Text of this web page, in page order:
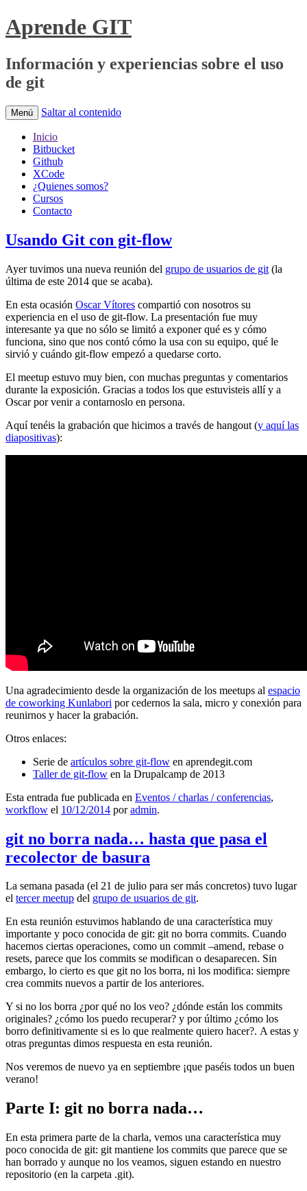
Aprende GIT
Información y experiencias sobre el uso
de git
Menú Saltar al contenido
Inicio
Bitbucket
Github
XCode
¿Quienes somos?
Cursos
Contacto
Usando Git con git-flow
Ayer tuvimos una nueva reunión del grupo de usuarios de git (la
última de este 2014 que se acaba).
En esta ocasión Oscar Vítores compartió con nosotros su
experiencia en el uso de git-flow. La presentación fue muy
interesante ya que no sólo se limitó a exponer qué es y cómo
funciona, sino que nos contó cómo la usa con su equipo, qué le
sirvió y cuándo git-flow empezó a quedarse corto.
El meetup estuvo muy bien, con muchas preguntas y comentarios
durante la exposición. Gracias a todos los que estuvisteis allí y a
Oscar por venir a contarnoslo en persona.
Aquí tenéis la grabación que hicimos a través de hangout (y aquí las
diapositivas):
Una agradecimiento desde la organización de los meetups al espacio
de coworking Kunlabori por cedernos la sala, micro y conexión para
reunirnos y hacer la grabación.
Otros enlaces:
Serie de artículos sobre git-flow en aprendegit.com
Taller de git-flow en la Drupalcamp de 2013
Esta entrada fue publicada en Eventos / charlas / conferencias,
workflow el 10/12/2014 poradmin.
git no borra nada… hasta que pasa el
recolector de basura
La semana pasada (el 21 de julio para ser más concretos) tuvo lugar
el tercer meetup del grupo de usuarios de git.
En esta reunión estuvimos hablando de una característica muy
importante y poco conocida de git: git no borra commits. Cuando
hacemos ciertas operaciones, como un commit –amend, rebase o
resets, parece que los commits se modifican o desaparecen. Sin
embargo, lo cierto es que git no los borra, ni los modifica: siempre
crea commits nuevos a partir de los anteriores.
Y si no los borra ¿por qué no los veo? ¿dónde están los commits
originales? ¿cómo los puedo recuperar? y por último ¿cómo los
borro definitivamente si es lo que realmente quiero hacer?. A estas y
otras preguntas dimos respuesta en esta reunión.
Nos veremos de nuevo ya en septiembre ¡que paséis todos un buen
verano!
Parte I: git no borra nada…
En esta primera parte de la charla, vemos una característica muy
poco conocida de git: git mantiene los commits que parece que se
han borrado y aunque no los veamos, siguen estando en nuestro
repositorio (en la carpeta .git).